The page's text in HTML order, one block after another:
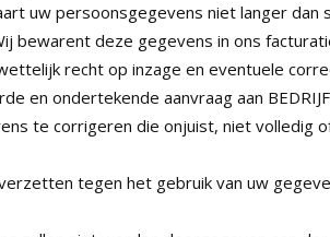
uw persoonsgegevens niet langer
bewarent deze gegevens in ons
recht op inzage en eventuele
en ondertekende aanvraag aan
te corrigeren die onjuist, niet volledig
tegen het gebruik van uw